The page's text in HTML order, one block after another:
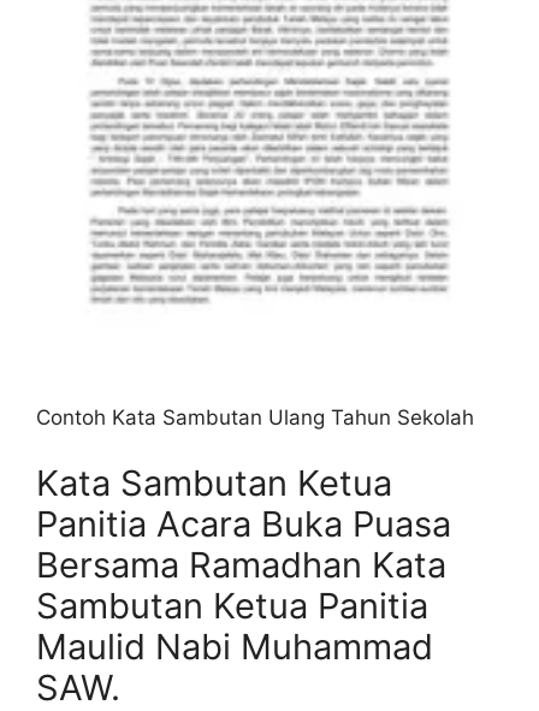
Contoh Kata Sambutan Ulang Tahun Sekolah
Kata Sambutan Ketua
Panitia Acara Buka Puasa
Bersama Ramadhan Kata
Sambutan Ketua Panitia
Maulid Nabi Muhammad
SAW.